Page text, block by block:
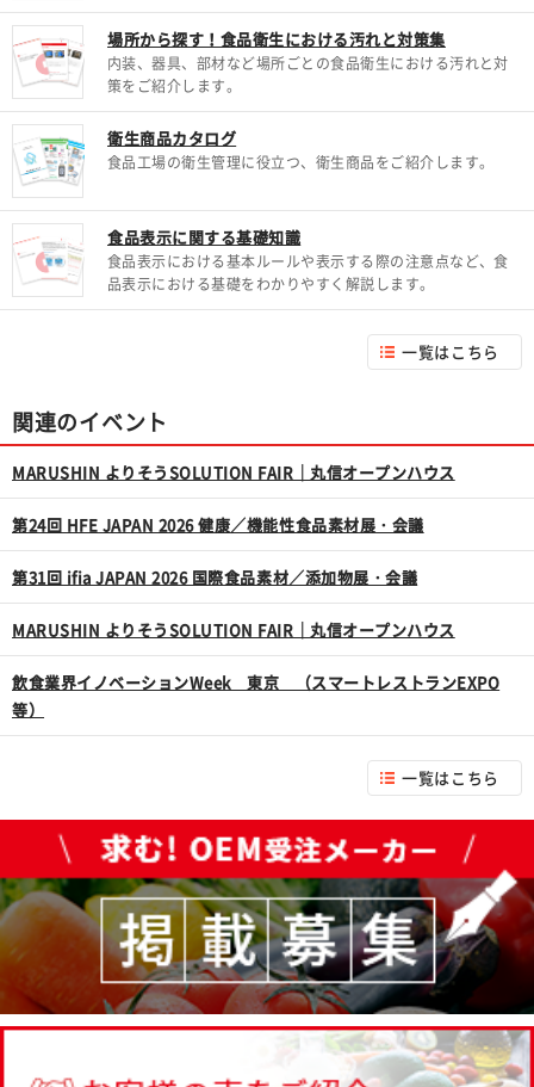
場所から探す！食品衛生における汚れと対策集
内装、器具、部材など場所ごとの食品衛生における汚れと対
策をご紹介します。
衛生商品カタログ
食品工場の衛生管理に役立つ、衛生商品をご紹介します。
食品表示に関する基礎知識
食品表示における基本ルールや表示する際の注意点など、食
品表示における基礎をわかりやすく解説します。
一覧はこちら
関連のイベント
MARUSHIN よりそうSOLUTION FAIR｜丸信オープンハウス
第24回 HFE JAPAN 2026 健康／機能性食品素材展・会議
第31回 ifia JAPAN 2026 国際食品素材／添加物展・会議
MARUSHIN よりそうSOLUTION FAIR｜丸信オープンハウス
飲食業界イノベーションWeek 東京 （スマートレストランEXPO
等）
一覧はこちら